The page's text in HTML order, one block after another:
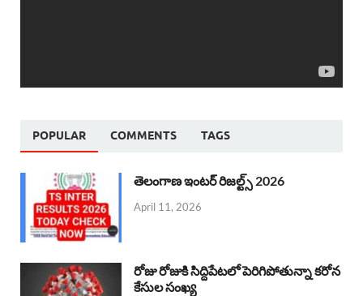
POPULAR COMMENTS TAGS
తెలంగాణ ఇంటర్ రిజల్ట్స్ 2026
April 11, 2026
రోజు రోజుకి సిద్దిపేటలో పెరిగిపోతున్నా కరోన
కేసుల సంఖ్య